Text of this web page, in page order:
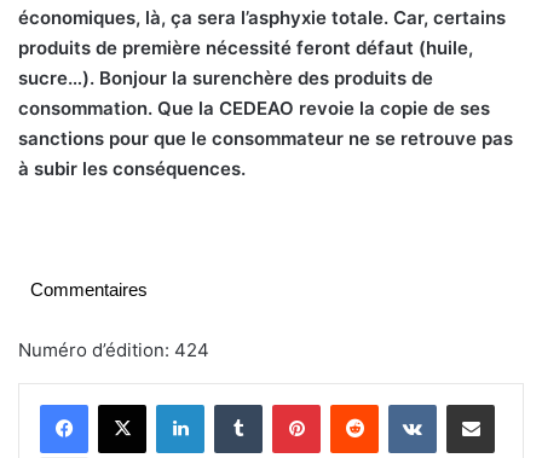
économiques, là, ça sera l’asphyxie totale. Car, certains
produits de première nécessité feront défaut (huile,
sucre…). Bonjour la surenchère des produits de
consommation. Que la CEDEAO revoie la copie de ses
sanctions pour que le consommateur ne se retrouve pas
à subir les conséquences.
Commentaires
Numéro d’édition: 424